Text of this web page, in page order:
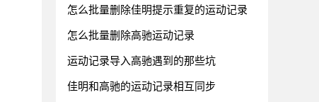
怎么批量删除佳明提示重复的运动记录
怎么批量删除高驰运动记录
运动记录导入高驰遇到的那些坑
佳明和高驰的运动记录相互同步